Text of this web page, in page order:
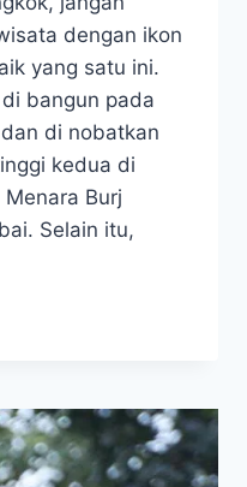
dengan ikon
yang satu ini.
bangun pada
di nobatkan
kedua di
Burj
Selain itu,